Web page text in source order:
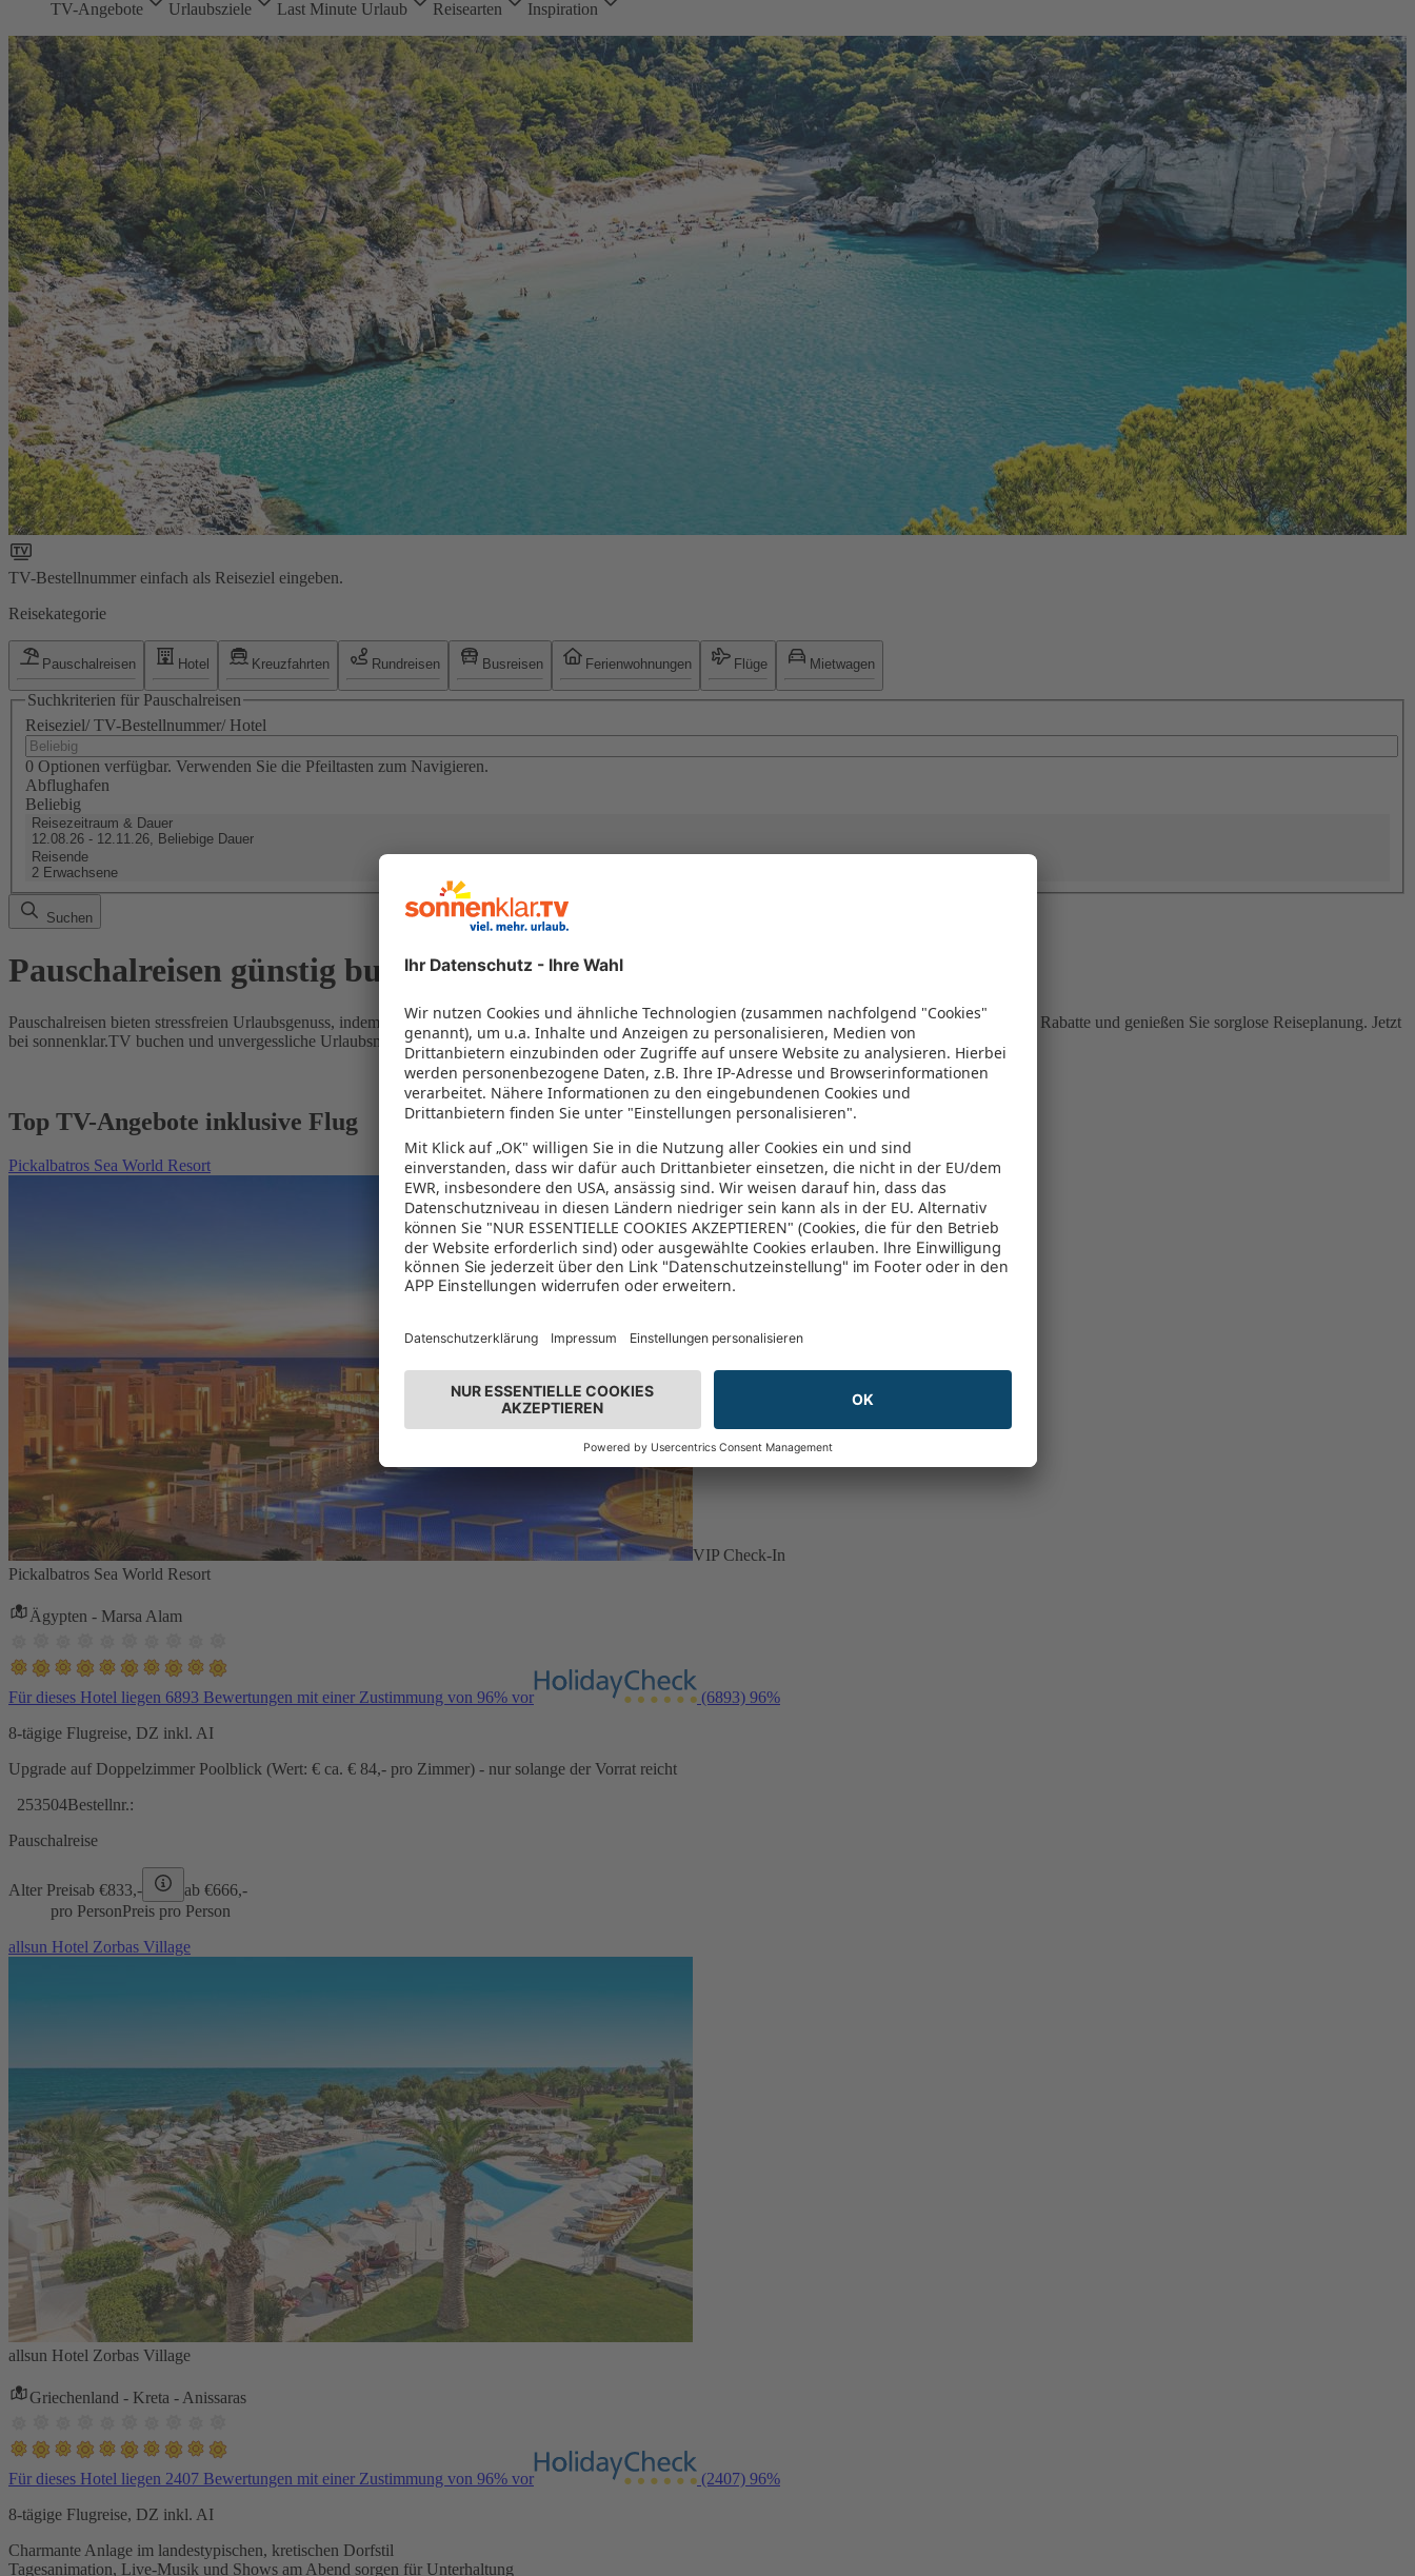
TV-Angebote Urlaubsziele Last Minute Urlaub Reisearten Inspiration
TV-Bestellnummer einfach als Reiseziel eingeben.
Reisekategorie
Pauschalreisen Hotel Kreuzfahrten Rundreisen Busreisen Ferienwohnungen Flüge Mietwagen
Suchkriterien für Pauschalreisen
Reiseziel/ TV-Bestellnummer/ Hotel
0 Optionen verfügbar. Verwenden Sie die Pfeiltasten zum Navigieren.
Abflughafen
Beliebig
Reisezeitraum & Dauer
12.08.26 - 12.11.26, Beliebige Dauer
Reisende
2 Erwachsene
Suchen
Pauschalreisen günstig buchen
Pauschalreisen bieten stressfreien Urlaubsgenuss, indem Flug und Hotel in einem Paket kombiniert werden – das spart Zeit und Geld. Nutzen Sie attraktive Rabatte und genießen Sie sorglose Reiseplanung. Jetzt
bei sonnenklar.TV buchen und unvergessliche Urlaubsmomente erleben!
Top TV-Angebote inklusive Flug
Pickalbatros Sea World Resort
VIP Check-In
Pickalbatros Sea World Resort
Ägypten - Marsa Alam
Für dieses Hotel liegen 6893 Bewertungen mit einer Zustimmung von 96% vor (6893) 96%
8-tägige Flugreise, DZ inkl. AI
Upgrade auf Doppelzimmer Poolblick (Wert: € ca. € 84,- pro Zimmer) - nur solange der Vorrat reicht
253504Bestellnr.:
Pauschalreise
Alter Preisab €833,- ab €666,-
pro PersonPreis pro Person
allsun Hotel Zorbas Village
allsun Hotel Zorbas Village
Griechenland - Kreta - Anissaras
Für dieses Hotel liegen 2407 Bewertungen mit einer Zustimmung von 96% vor (2407) 96%
8-tägige Flugreise, DZ inkl. AI
Charmante Anlage im landestypischen, kretischen Dorfstil
Tagesanimation, Live-Musik und Shows am Abend sorgen für Unterhaltung